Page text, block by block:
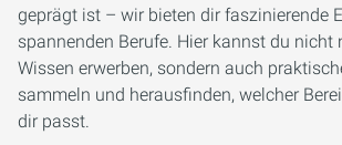
geprägt ist – wir bieten dir faszinierende
spannenden Berufe. Hier kannst du nicht
Wissen erwerben, sondern auch
sammeln und herausfinden, welcher
dir passt.